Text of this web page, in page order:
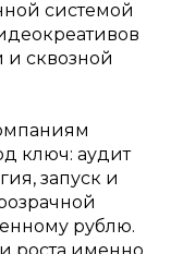
системой
сквозной
ключ: аудит
запуск и
рублю.